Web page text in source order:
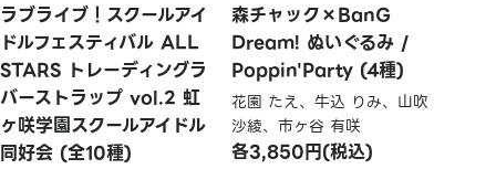
ラブライブ！スクールアイ
ドルフェスティバル ALL
STARS トレーディングラ
バーストラップ vol.2 虹
ヶ咲学園スクールアイドル
同好会 (全10種)
森チャック×BanG
Dream! ぬいぐるみ /
Poppin'Party (4種)
花園 たえ、牛込 りみ、山吹
沙綾、市ヶ谷 有咲
各3,850円(税込)